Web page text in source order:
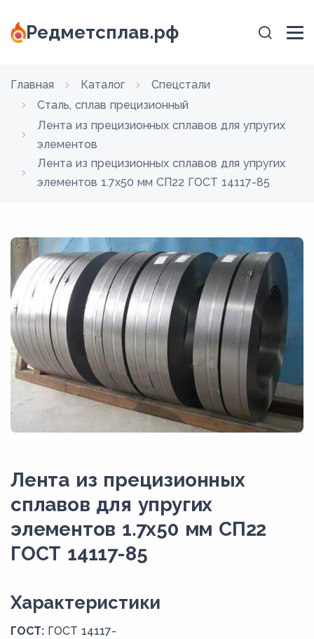
Редметсплав.рф
Главная Каталог
Спецстали
Сталь, сплав прецизионный
Лента из прецизионных сплавов для упругих
элементов
Лента из прецизионных сплавов для упругих
элементов 1.7x50 мм СП22 ГОСТ 14117-85
Лента из прецизионных
сплавов для упругих
элементов 1.7x50 мм СП22
ГОСТ 14117-85
Xарактеристики
ГОСТ: ГОСТ 14117-